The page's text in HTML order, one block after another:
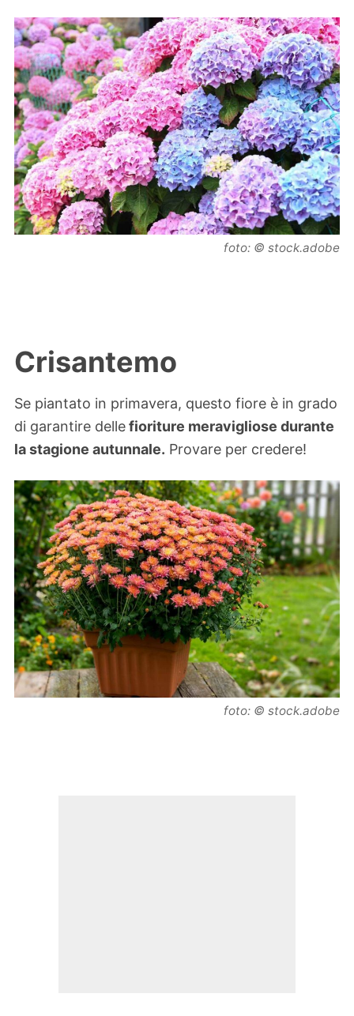
foto: © stock.adobe
Crisantemo
Se piantato in primavera, questo fiore è in grado
di garantire dellefioriture meravigliose durante
la stagione autunnale. Provare per credere!
foto: © stock.adobe